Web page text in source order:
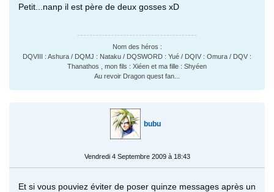
Petit...nanp il est père de deux gosses xD
Nom des héros :
DQVIII : Ashura / DQMJ : Nataku / DQSWORD : Yué / DQIV : Omura / DQV :
Thanathos , mon fils : Xiéen et ma fille : Shyéen
Au revoir Dragon quest fan...
bubu
Vendredi 4 Septembre 2009 à 18:43
Et si vous pouviez éviter de poser quinze messages après un